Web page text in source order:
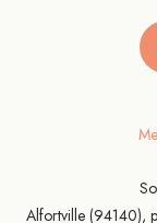
Alfortville (94140),